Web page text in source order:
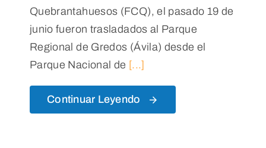
Quebrantahuesos (FCQ), el pasado 19 de
junio fueron trasladados al Parque
Regional de Gredos (Ávila) desde el
Parque Nacional de [...]
Continuar Leyendo